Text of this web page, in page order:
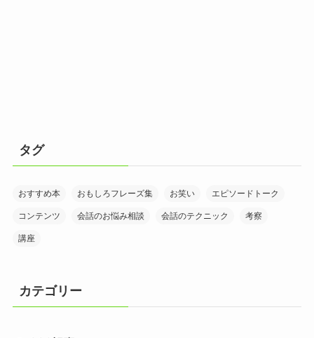
タグ
おすすめ本 おもしろフレーズ集 お笑い エピソードトーク
コンテンツ 会話のお悩み相談 会話のテクニック 考察
講座
カテゴリー